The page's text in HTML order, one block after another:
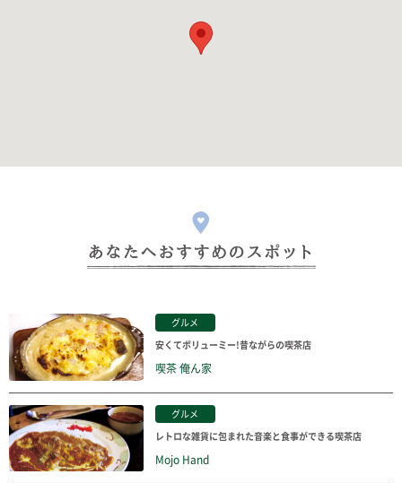
グルメ
安くてボリューミー!昔ながらの喫茶店
喫茶 俺ん家
グルメ
レトロな雑貨に包まれた音楽と食事ができる喫茶店
Mojo Hand